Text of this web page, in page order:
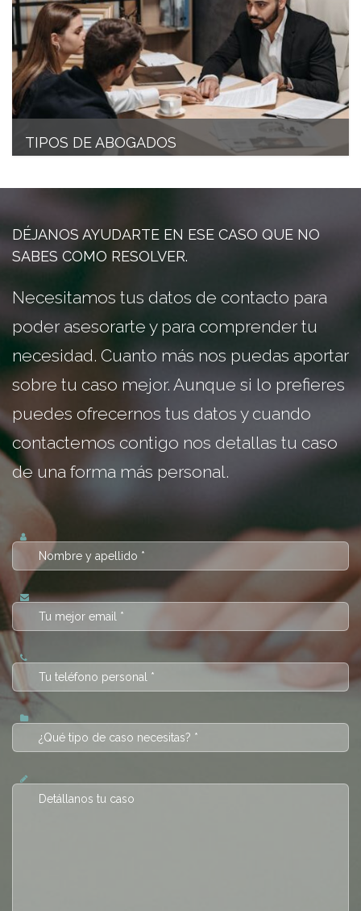
TIPOS DE ABOGADOS
DÉJANOS AYUDARTE EN ESE CASO QUE NO
SABES COMO RESOLVER.
Necesitamos tus datos de contacto para
poder asesorarte y para comprender tu
necesidad. Cuanto más nos puedas aportar
sobre tu caso mejor. Aunque si lo prefieres
puedes ofrecernos tus datos y cuando
contactemos contigo nos detallas tu caso
de una forma más personal.